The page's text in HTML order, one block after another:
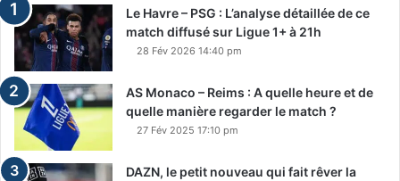
Le Havre – PSG : L’analyse détaillée de ce
match diffusé sur Ligue 1+ à 21h
28 Fév 2026 14:40 pm
AS Monaco – Reims : A quelle heure et de
quelle manière regarder le match ?
27 Fév 2025 17:10 pm
DAZN, le petit nouveau qui fait rêver la